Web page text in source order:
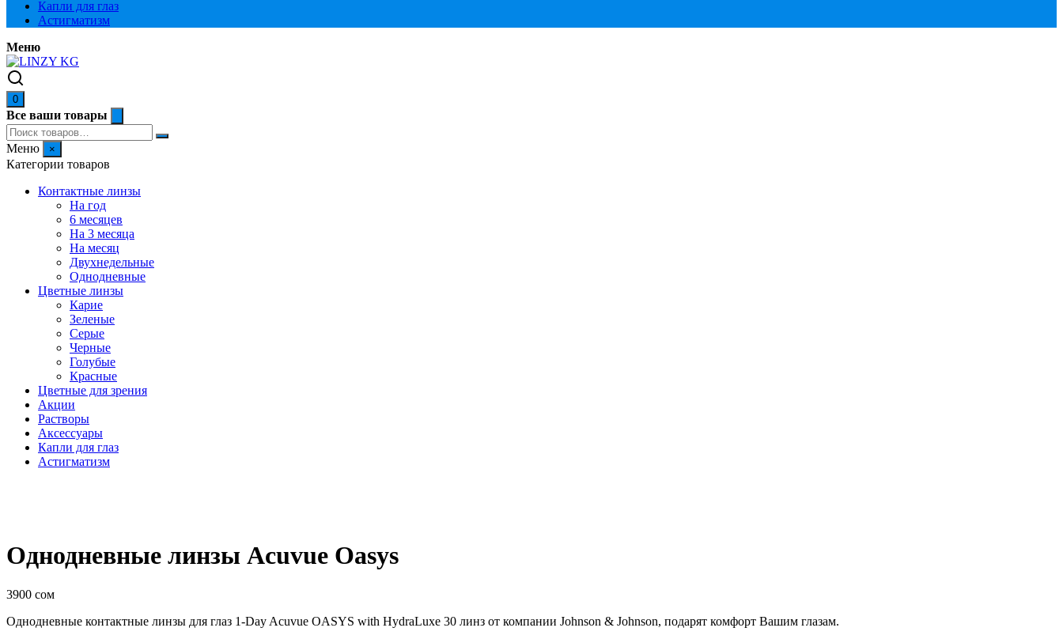
Капли для глаз
Астигматизм
Меню
0
Все ваши товары
Меню ×
Категории товаров
Контактные линзы
На год
6 месяцев
На 3 месяца
На месяц
Двухнедельные
Однодневные
Цветные линзы
Карие
Зеленые
Серые
Черные
Голубые
Красные
Цветные для зрения
Акции
Растворы
Аксессуары
Капли для глаз
Астигматизм
Однодневные линзы Acuvue Oasys
3900 сом
Однодневные контактные линзы для глаз 1-Day Acuvue OASYS with HydraLuxe 30 линз от компании Johnson & Johnson, подарят комфорт Вашим глазам.